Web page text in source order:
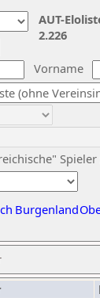
Vorname
Spieler
Burgenland
AUT-
2.226